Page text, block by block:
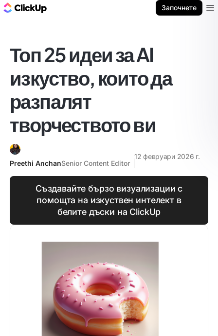
Започнете
Топ 25 идеи за AI
изкуство, които да
разпалят
творчеството ви
Preethi AnchanSenior Content Editor
12 февруари 2026 г.
Създавайте бързо визуализации с
помощта на изкуствен интелект в
белите дъски на ClickUp